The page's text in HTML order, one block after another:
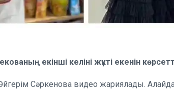
екінші келіні жүкті екенін
Сәркенова видео жариялады.